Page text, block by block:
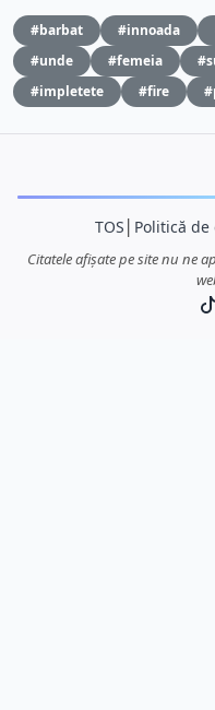
#barbat #innoada
#unde
#femeia
#impletete
#fire
TOS Politică
Citatele afișate pe site nu ne